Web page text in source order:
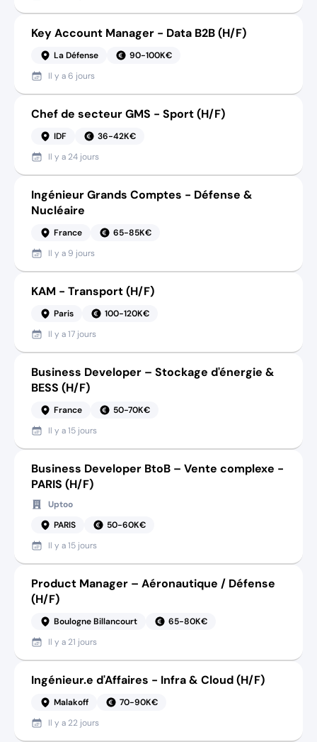
Key Account Manager - Data B2B (H/F)
La Défense
90-100K€
Il y a6 jours
Chef de secteur GMS - Sport (H/F)
IDF
36-42K€
Il y a 24 jours
Ingénieur Grands Comptes - Défense &
Nucléaire
France
65-85K€
Il y a 9 jours
KAM - Transport (H/F)
Paris
100-120K€
Il y a17 jours
Business Developer – Stockage d'énergie &
BESS (H/F)
France
50-70K€
Il y a15 jours
Business Developer BtoB – Vente complexe -
PARIS (H/F)
Uptoo
PARIS
50-60K€
Il y a15 jours
Product Manager – Aéronautique / Défense
(H/F)
Boulogne Billancourt
65-80K€
Il y a 21 jours
Ingénieur.e d'Affaires - Infra & Cloud (H/F)
Malakoff
70-90K€
Il y a 22 jours